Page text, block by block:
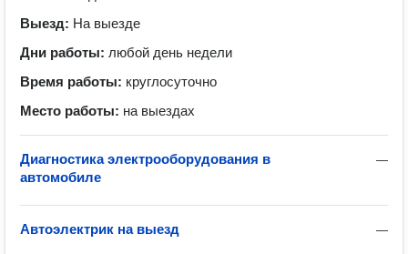
Выезд: На выезде
Дни работы: любой день недели
Время работы: круглосуточно
Место работы: на выездах
—
Диагностика электрооборудования в
автомобиле
—
Автоэлектрик на выезд